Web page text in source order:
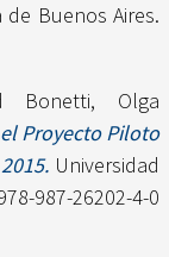
Buenos Aires.
Bonetti, Olga
Proyecto Piloto
Universidad
987-26202-4-0